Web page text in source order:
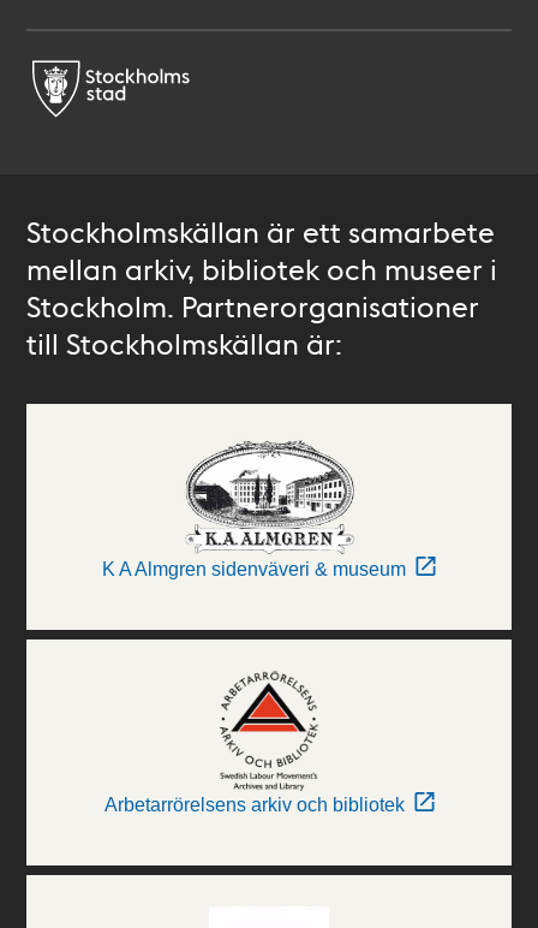
Stockholmskällan är ett samarbete
mellan arkiv, bibliotek och museer i
Stockholm. Partnerorganisationer
till Stockholmskällan är:
K A Almgren sidenväveri & museum
Arbetarrörelsens arkiv och bibliotek